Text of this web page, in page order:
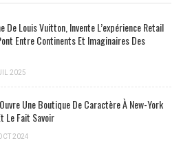
De Louis Vuitton, Invente L’expérience Retail
Entre Continents Et Imaginaires Des
2025
Une Boutique De Caractère À New-York
Le Fait Savoir
2024